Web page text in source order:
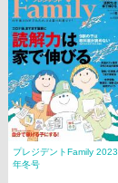
プレジデントFamily 2023
年冬号